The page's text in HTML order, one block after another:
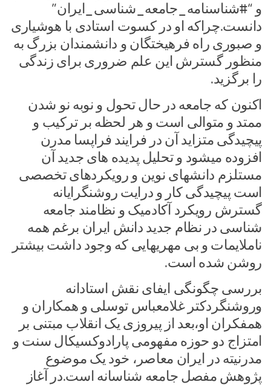
و “#شناسنامه_جامعه_شناسی_ایران”
دانست.چراکه او در کسوت استادی با هوشیاری
و صبوری راه فرهیختگان و دانشمندان بزرگ به
منظور گسترش این علم ضروری برای زندگی
را برگزید.
اکنون که جامعه در حال تحول و نوبه نو شدن
ممتد و متوالی است و هر لحظه بر ترکیب و
پیچیدگی متزاید آن در فرایند فراپسا مدرن
افزوده میشود و تحلیل پدیده های جدید آن
مستلزم دانشهای نوین و رویکردهای تخصصی
است پیچیدگی کار و درایت روشنگرایانه
گسترش رویکرد آکادمیک و نظامند جامعه
شناسی در نظام جدید دانش ایران برغم همه
ناملایمات و بی مهریهایی که وجود داشت بیشتر
روشن شده است.
بررسی چگونگی ایفای نقش استادانه
وروشنگردکتر غلامعباس توسلی و همکاران و
همفکران او،بعد از پیروزی یک انقلاب مبتنی بر
امتزاج دو حوزه مفهومی پارادوکسیکال سنت و
مدرنیته در ایران معاصر، خود یک موضوع
پژوهش مفصل جامعه شناسانه است.در آغاز